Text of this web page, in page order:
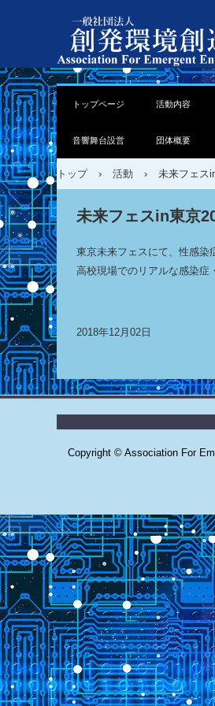
トップページ 活動内容
音響舞台設営 団体概要
トップ › 活動 › 未来フェス
未来フェスin東京
東京未来フェスにて、性感染
高校現場でのリアルな感染症
2018年12月02日
Copyright © Association For